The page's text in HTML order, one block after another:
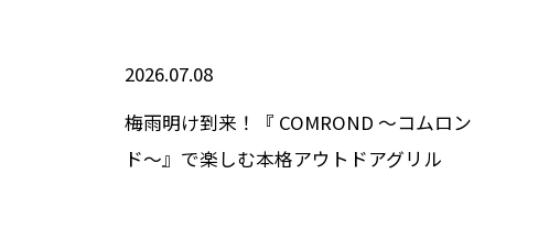
2026.07.08
梅雨明け到来！『 COMROND ～コムロン
ド～』で楽しむ本格アウトドアグリル